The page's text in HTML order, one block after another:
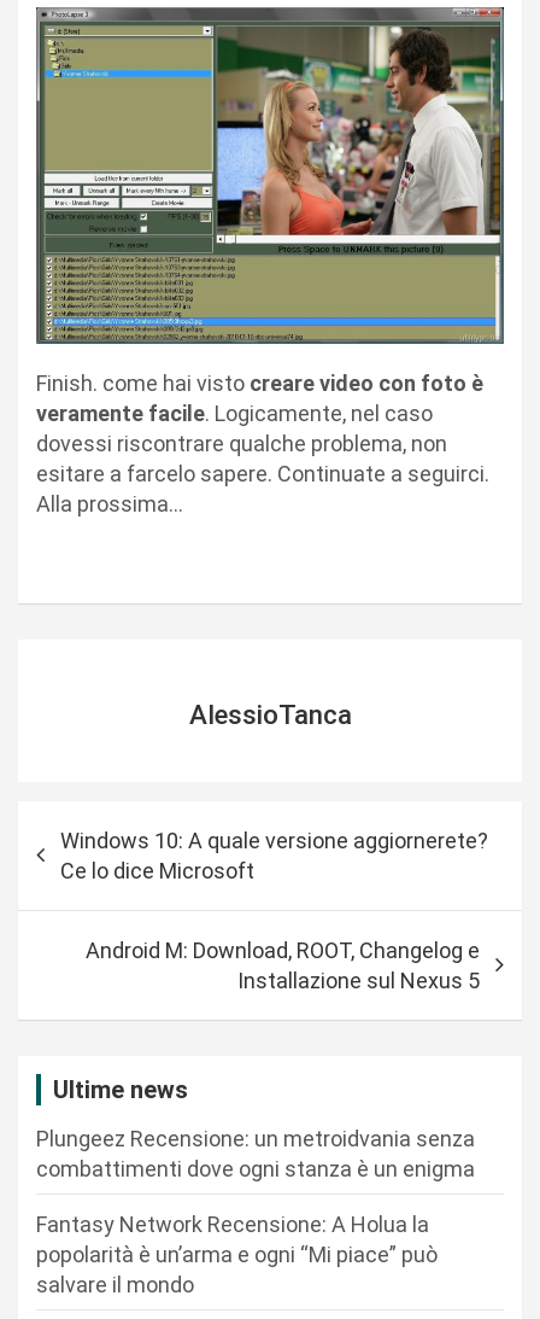
Finish. come hai visto creare video con foto è
veramente facile. Logicamente, nel caso
dovessi riscontrare qualche problema, non
esitare a farcelo sapere. Continuate a seguirci.
Alla prossima…
AlessioTanca
a
Windows 10: A quale versione aggiornerete?
Ce lo dice Microsoft
Android M: Download, ROOT, Changelog e
Installazione sul Nexus 5
Ultime news
Plungeez Recensione: un metroidvania senza
combattimenti dove ogni stanza è un enigma
Fantasy Network Recensione: A Holua la
popolarità è un’arma e ogni “Mi piace” può
salvare il mondo